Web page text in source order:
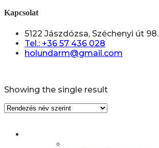
Kapcsolat
5122 Jászdózsa, Széchenyi út 98.
Tel.: +36 57 436 028
holundarm@gmail.com
Showing the single result